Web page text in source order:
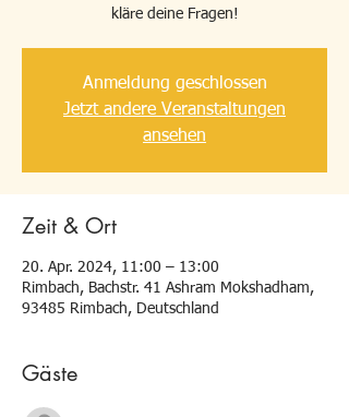
kläre deine Fragen!
Anmeldung geschlossen
Jetzt andere Veranstaltungen
ansehen
Zeit & Ort
20. Apr. 2024, 11:00 – 13:00
Rimbach, Bachstr. 41 Ashram Mokshadham,
93485 Rimbach, Deutschland
Gäste